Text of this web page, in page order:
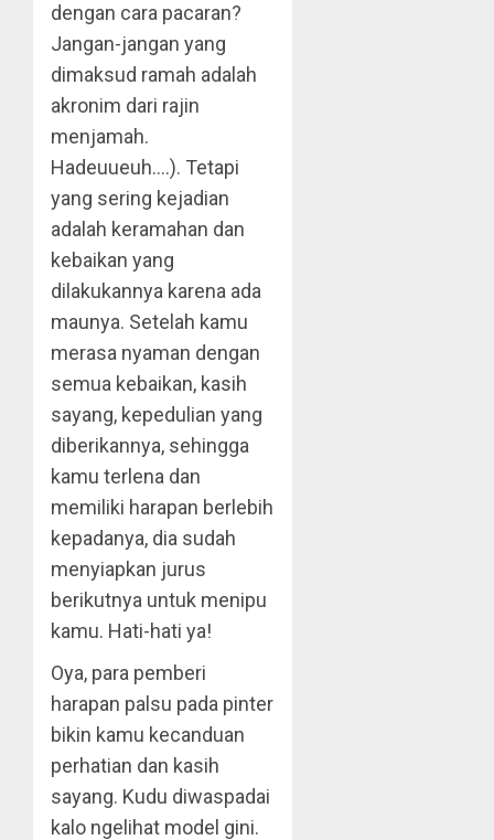
dengan cara pacaran?
Jangan-jangan yang
dimaksud ramah adalah
akronim dari rajin
menjamah.
Hadeuueuh….). Tetapi
yang sering kejadian
adalah keramahan dan
kebaikan yang
dilakukannya karena ada
maunya. Setelah kamu
merasa nyaman dengan
semua kebaikan, kasih
sayang, kepedulian yang
diberikannya, sehingga
kamu terlena dan
memiliki harapan berlebih
kepadanya, dia sudah
menyiapkan jurus
berikutnya untuk menipu
kamu. Hati-hati ya!
Oya, para pemberi
harapan palsu pada pinter
bikin kamu kecanduan
perhatian dan kasih
sayang. Kudu diwaspadai
kalo ngelihat model gini.